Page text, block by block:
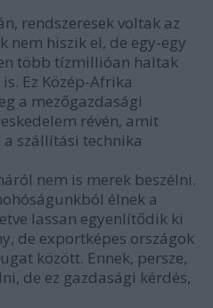
rendszeresek voltak az
nem hiszik el, de egy-egy
több tízmillióan haltak
Ez Közép-Afrika
a mezőgazdasági
révén, amit
szállítási technika
nem is merek beszélni.
élnek a
lassan egyenlítődik ki
de exportképes országok
között. Ennek, persze,
de ez gazdasági kérdés,